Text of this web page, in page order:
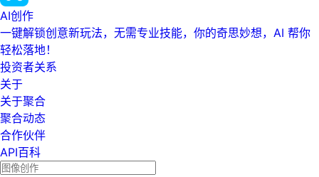
AI创作
一键解锁创意新玩法，无需专业技能，你的奇思妙想，AI 帮你
轻松落地！
投资者关系
关于
关于聚合
聚合动态
合作伙伴
API百科